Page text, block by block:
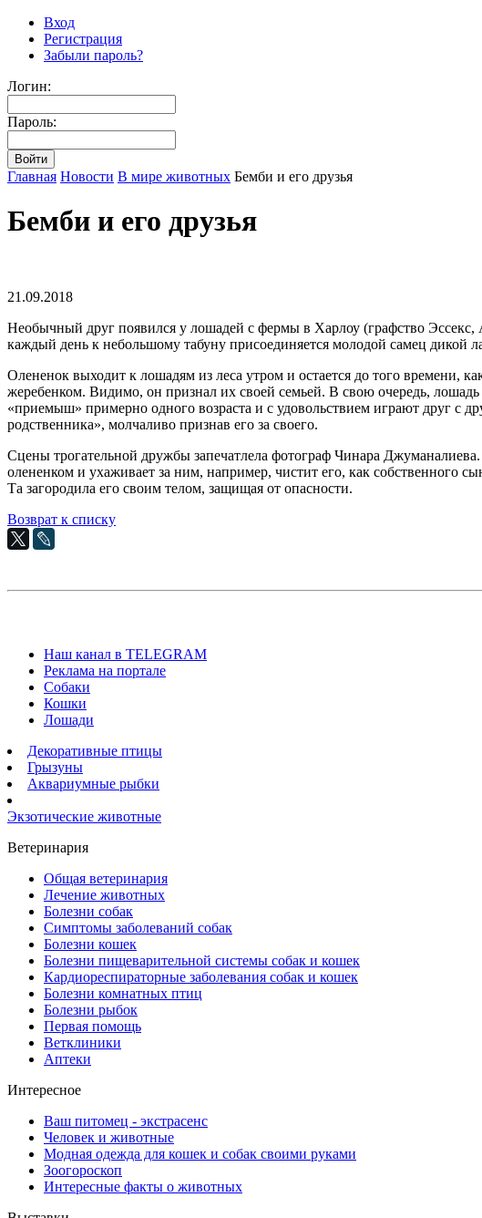
Вход
Регистрация
Забыли пароль?
Логин:
Пароль:
Главная Новости В мире животных Бемби и его друзья
Бемби и его друзья
21.09.2018
Необычный друг появился у лошадей с фермы в Харлоу (графство
каждый день к небольшому табуну присоединяется молодой самец дикой
Олененок выходит к лошадям из леса утром и остается до того времени,
жеребенком. Видимо, он признал их своей семьей. В свою очередь,
«приемыш» примерно одного возраста и с удовольствием играют друг с
родственника», молчаливо признав его за своего.
Сцены трогательной дружбы запечатлела фотограф Чинара
олененком и ухаживает за ним, например, чистит его, как собственного
Та загородила его своим телом, защищая от опасности.
Возврат к списку
Наш канал в TELEGRAM
Реклама на портале
Собаки
Кошки
Лошади
Декоративные птицы
Грызуны
Аквариумные рыбки
Экзотические животные
Ветеринария
Общая ветеринария
Лечение животных
Болезни собак
Симптомы заболеваний собак
Болезни кошек
Болезни пищеварительной системы собак и кошек
Кардиореспираторные заболевания собак и кошек
Болезни комнатных птиц
Болезни рыбок
Первая помощь
Ветклиники
Аптеки
Интересное
Ваш питомец - экстрасенс
Человек и животные
Модная одежда для кошек и собак своими руками
Зоогороскоп
Интересные факты о животных